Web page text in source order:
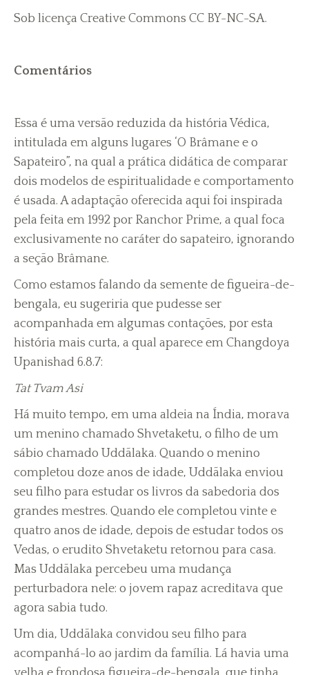
Sob licença Creative Commons CC BY-NC-SA.
Comentários
Essa é uma versão reduzida da história Védica,
intitulada em alguns lugares ‘O Brâmane e o
Sapateiro”, na qual a prática didática de comparar
dois modelos de espiritualidade e comportamento
é usada. A adaptação oferecida aqui foi inspirada
pela feita em 1992 por Ranchor Prime, a qual foca
exclusivamente no caráter do sapateiro, ignorando
a seção Brâmane.
Como estamos falando da semente de figueira-de-
bengala, eu sugeriria que pudesse ser
acompanhada em algumas contações, por esta
história mais curta, a qual aparece em Changdoya
Upanishad 6.8.7:
Tat Tvam Asi
Há muito tempo, em uma aldeia na Índia, morava
um menino chamado Shvetaketu, o filho de um
sábio chamado Uddãlaka. Quando o menino
completou doze anos de idade, Uddãlaka enviou
seu filho para estudar os livros da sabedoria dos
grandes mestres. Quando ele completou vinte e
quatro anos de idade, depois de estudar todos os
Vedas, o erudito Shvetaketu retornou para casa.
Mas Uddãlaka percebeu uma mudança
perturbadora nele: o jovem rapaz acreditava que
agora sabia tudo.
Um dia, Uddãlaka convidou seu filho para
acompanhá-lo ao jardim da família. Lá havia uma